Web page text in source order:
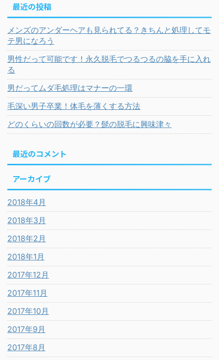
最近の投稿
メンズのアンダーヘアも見られてる？きちんと処理してモ
テ男になろう
男性だって可能です！永久脱毛でつるつるの脇を手に入れ
る
男だってムダ毛処理はマナーの一環
毛深い男子卒業！体毛を薄くする方法
どのくらいの回数が必要？髭の脱毛に興味津々
最近のコメント
アーカイブ
2018年4月
2018年3月
2018年2月
2018年1月
2017年12月
2017年11月
2017年10月
2017年9月
2017年8月